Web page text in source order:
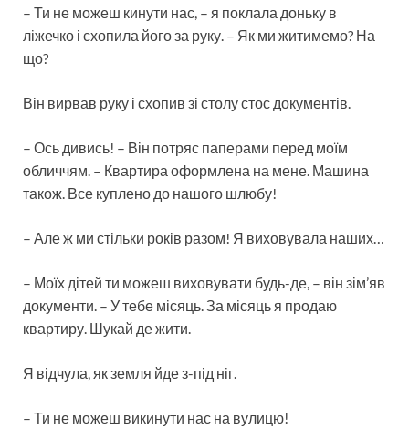
– Ти не можеш кинути нас, – я поклала доньку в
ліжечко і схопила його за руку. – Як ми житимемо? На
що?
Він вирвав руку і схопив зі столу стос документів.
– Ось дивись! – Він потряс паперами перед моїм
обличчям. – Квартира оформлена на мене. Машина
також. Все куплено до нашого шлюбу!
– Але ж ми стільки років разом! Я виховувала наших…
– Моїх дітей ти можеш виховувати будь-де, – він зім’яв
документи. – У тебе місяць. За місяць я продаю
квартиру. Шукай де жити.
Я відчула, як земля йде з-під ніг.
– Ти не можеш викинути нас на вулицю!